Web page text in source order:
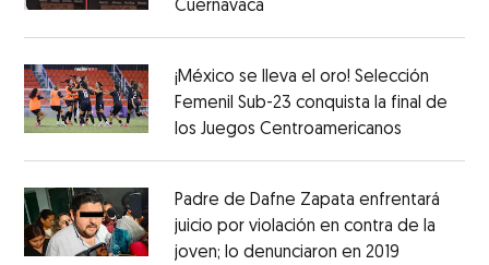
Cuernavaca
¡México se lleva el oro! Selección
Femenil Sub-23 conquista la final de
los Juegos Centroamericanos
Padre de Dafne Zapata enfrentará
juicio por violación en contra de la
joven; lo denunciaron en 2019